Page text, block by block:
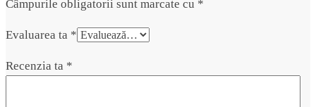
Câmpurile obligatorii sunt marcate cu *
Evaluarea ta *
Recenzia ta *